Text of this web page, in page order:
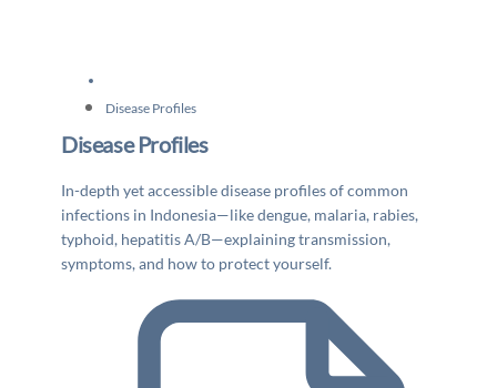
Disease Profiles
Disease Profiles
In-depth yet accessible disease profiles of common
infections in Indonesia—like dengue, malaria, rabies,
typhoid, hepatitis A/B—explaining transmission,
symptoms, and how to protect yourself.